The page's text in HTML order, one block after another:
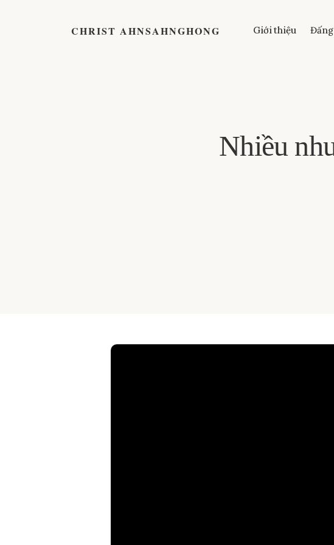
CHRIST AHNSAHNGHONG Giới thiệu
Nhiều